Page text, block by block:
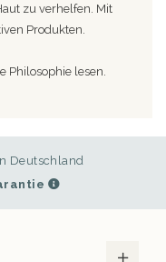
zu verhelfen. Mit
Produkten.
Philosophie lesen.
Deutschland